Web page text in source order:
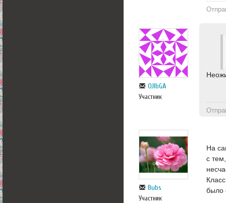
OJlbGA
Участник
Bubs
Участник
На
с
было